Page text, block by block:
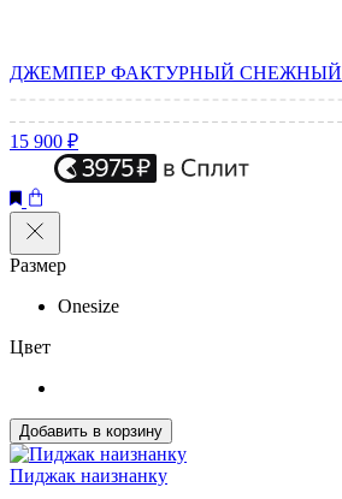
ДЖЕМПЕР ФАКТУРНЫЙ СНЕЖНЫЙ
15 900 ₽
Размер
Onesize
Цвет
Добавить в корзину
Пиджак наизнанку